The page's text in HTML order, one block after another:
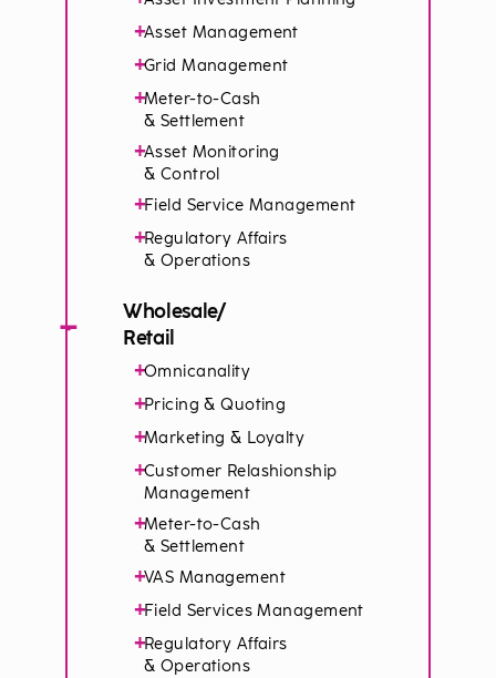
+Asset Management
+Grid Management
+Meter-to-Cash
& Settlement
+Asset Monitoring
& Control
+Field Service Management
+Regulatory Affairs
& Operations
−
Wholesale/
Retail
+Omnicanality
+Pricing & Quoting
+Marketing & Loyalty
+Customer Relashionship
Management
+Meter-to-Cash
& Settlement
+VAS Management
+Field Services Management
+Regulatory Affairs
& Operations